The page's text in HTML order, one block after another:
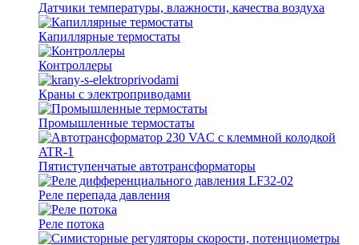
Датчики температуры, влажности, качества воздуха
Капиллярные термостаты
Контроллеры
Краны с электроприводами
Промышленные термостаты
Пятиступенчатые автотрансформаторы
Реле перепада давления
Реле потока